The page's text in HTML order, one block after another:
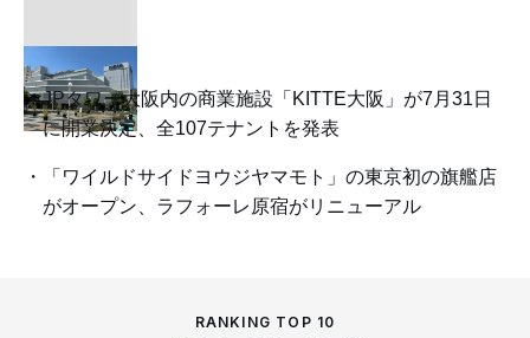
JPタワー大阪内の商業施設「KITTE大阪」が7月31日
に開業決定、全107テナントを発表
「ワイルドサイドヨウジヤマモト」の東京初の旗艦店
がオープン、ラフォーレ原宿がリニューアル
RANKING TOP 10